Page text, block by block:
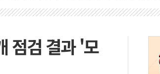
값 7주 만에 최고…美 고용 둔화·호르무즈 재개방
, 1인칭시점 드론으로 우크라 민간인 '사파리' 공
트남 증시] 지수 하락 속 'DGC' 임시 주총 기대감
'월가의 황제' 다이먼 "금융시장 레버리지 위험수위
점검 결과 '모